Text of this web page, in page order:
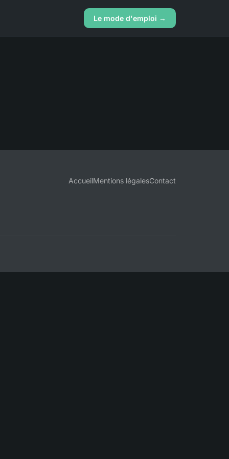
Le mode d'emploi →
AccueilMentions légalesContact